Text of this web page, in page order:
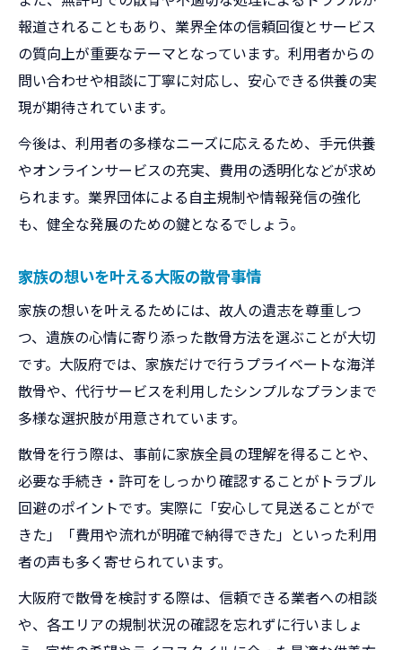
報道されることもあり、業界全体の信頼回復とサービス
の質向上が重要なテーマとなっています。利用者からの
問い合わせや相談に丁寧に対応し、安心できる供養の実
現が期待されています。
今後は、利用者の多様なニーズに応えるため、手元供養
やオンラインサービスの充実、費用の透明化などが求め
られます。業界団体による自主規制や情報発信の強化
も、健全な発展のための鍵となるでしょう。
家族の想いを叶える大阪の散骨事情
家族の想いを叶えるためには、故人の遺志を尊重しつ
つ、遺族の心情に寄り添った散骨方法を選ぶことが大切
です。大阪府では、家族だけで行うプライベートな海洋
散骨や、代行サービスを利用したシンプルなプランまで
多様な選択肢が用意されています。
散骨を行う際は、事前に家族全員の理解を得ることや、
必要な手続き・許可をしっかり確認することがトラブル
回避のポイントです。実際に「安心して見送ることがで
きた」「費用や流れが明確で納得できた」といった利用
者の声も多く寄せられています。
大阪府で散骨を検討する際は、信頼できる業者への相談
や、各エリアの規制状況の確認を忘れずに行いましょ